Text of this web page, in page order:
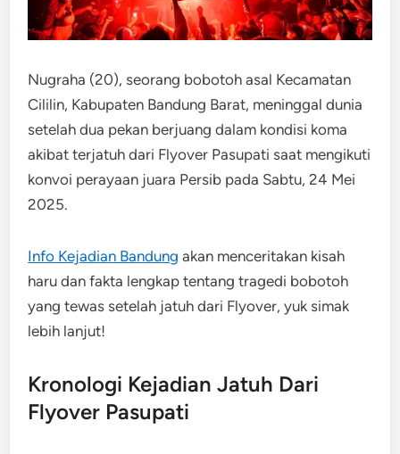
Nugraha (20), seorang bobotoh asal Kecamatan
Cililin, Kabupaten Bandung Barat, meninggal dunia
setelah dua pekan berjuang dalam kondisi koma
akibat terjatuh dari Flyover Pasupati saat mengikuti
konvoi perayaan juara Persib pada Sabtu, 24 Mei
2025.
Info Kejadian Bandung akan menceritakan kisah
haru dan fakta lengkap tentang tragedi bobotoh
yang tewas setelah jatuh dari Flyover, yuk simak
lebih lanjut!
Kronologi Kejadian Jatuh Dari
Flyover Pasupati